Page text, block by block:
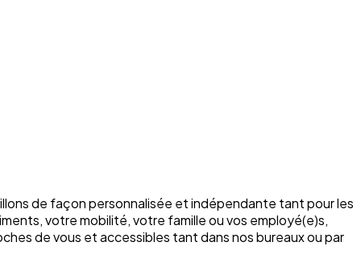
de façon personnalisée et indépendante tant pour les
votre mobilité, votre famille ou vos employé(e)s,
de vous et accessibles tant dans nos bureaux ou par